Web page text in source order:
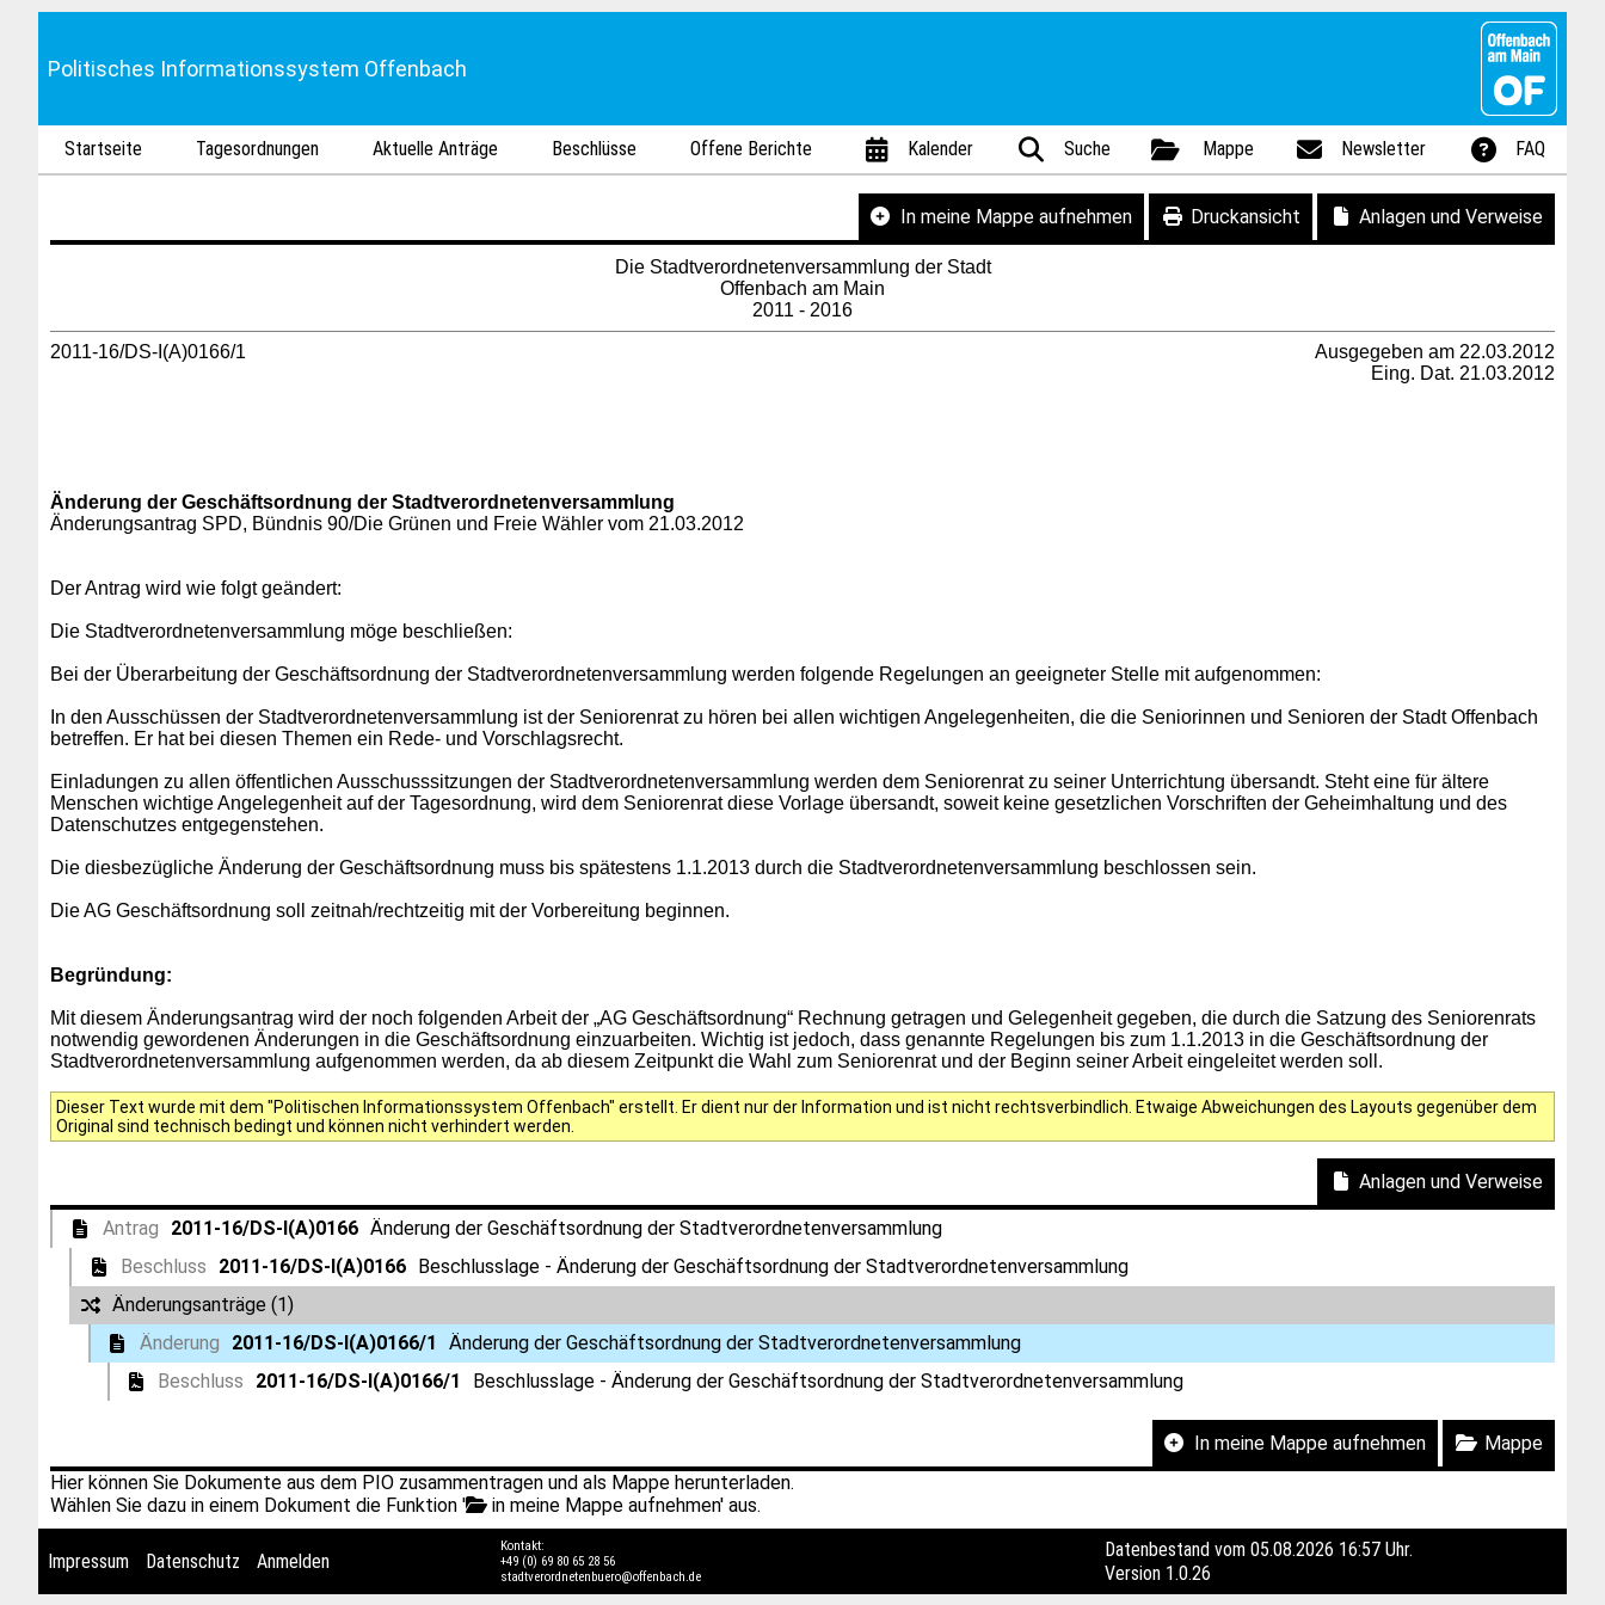
Politisches Informationssystem Offenbach
Startseite Tagesordnungen Aktuelle Anträge Beschlüsse Offene Berichte Kalender Suche Mappe Newsletter FAQ
In meine Mappe aufnehmen Druckansicht Anlagen und Verweise
Die Stadtverordnetenversammlung der Stadt
Offenbach am Main
2011 - 2016
2011-16/DS-I(A)0166/1
Ausgegeben am 22.03.2012
Eing. Dat. 21.03.2012
Änderung der Geschäftsordnung der Stadtverordnetenversammlung
Änderungsantrag SPD, Bündnis 90/Die Grünen und Freie Wähler vom 21.03.2012
Der Antrag wird wie folgt geändert:
Die Stadtverordnetenversammlung möge beschließen:
Bei der Überarbeitung der Geschäftsordnung der Stadtverordnetenversammlung werden folgende Regelungen an geeigneter Stelle mit aufgenommen:
In den Ausschüssen der Stadtverordnetenversammlung ist der Seniorenrat zu hören bei allen wichtigen Angelegenheiten, die die Seniorinnen und Senioren der Stadt Offenbach
betreffen. Er hat bei diesen Themen ein Rede- und Vorschlagsrecht.
Einladungen zu allen öffentlichen Ausschusssitzungen der Stadtverordnetenversammlung werden dem Seniorenrat zu seiner Unterrichtung übersandt. Steht eine für ältere
Menschen wichtige Angelegenheit auf der Tagesordnung, wird dem Seniorenrat diese Vorlage übersandt, soweit keine gesetzlichen Vorschriften der Geheimhaltung und des
Datenschutzes entgegenstehen.
Die diesbezügliche Änderung der Geschäftsordnung muss bis spätestens 1.1.2013 durch die Stadtverordnetenversammlung beschlossen sein.
Die AG Geschäftsordnung soll zeitnah/rechtzeitig mit der Vorbereitung beginnen.
Begründung:
Mit diesem Änderungsantrag wird der noch folgenden Arbeit der „AG Geschäftsordnung“ Rechnung getragen und Gelegenheit gegeben, die durch die Satzung des Seniorenrats
notwendig gewordenen Änderungen in die Geschäftsordnung einzuarbeiten. Wichtig ist jedoch, dass genannte Regelungen bis zum 1.1.2013 in die Geschäftsordnung der
Stadtverordnetenversammlung aufgenommen werden, da ab diesem Zeitpunkt die Wahl zum Seniorenrat und der Beginn seiner Arbeit eingeleitet werden soll.
Dieser Text wurde mit dem "Politischen Informationssystem Offenbach" erstellt. Er dient nur der Information und ist nicht rechtsverbindlich. Etwaige Abweichungen des Layouts gegenüber dem
Original sind technisch bedingt und können nicht verhindert werden.
Anlagen und Verweise
Antrag 2011-16/DS-I(A)0166 Änderung der Geschäftsordnung der Stadtverordnetenversammlung
Beschluss
2011-16/DS-I(A)0166 Beschlusslage - Änderung der Geschäftsordnung der Stadtverordnetenversammlung
Änderungsanträge (1)
Änderung
2011-16/DS-I(A)0166/1
Änderung der Geschäftsordnung der Stadtverordnetenversammlung
Beschluss
2011-16/DS-I(A)0166/1 Beschlusslage - Änderung der Geschäftsordnung der Stadtverordnetenversammlung
In meine Mappe aufnehmen
Mappe
Hier können Sie Dokumente aus dem PIO zusammentragen und als Mappe herunterladen.
Wählen Sie dazu in einem Dokument die Funktion '
in meine Mappe aufnehmen' aus.
Impressum Datenschutz Anmelden
Kontakt:
+49 (0) 69 80 65 28 56
stadtverordnetenbuero@offenbach.de
Datenbestand vom 05.08.2026 16:57 Uhr.
Version 1.0.26